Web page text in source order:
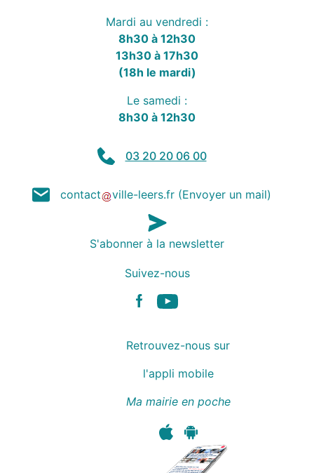
Mardi au vendredi :
8h30 à 12h30
13h30 à 17h30
(18h le mardi)
Le samedi :
8h30 à 12h30
03 20 20 06 00
contact ville-leers.fr (Envoyer un mail)
S'abonner à la newsletter
Suivez-nous
Facebook
Youtube
Retrouvez-nous sur
l'appli mobile
Ma mairie en poche